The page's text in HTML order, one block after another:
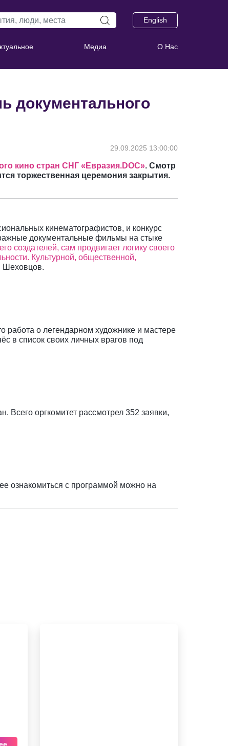
English
Медиа О Нас
документального
29.09.2025 13:00:00
кино стран СНГ «Евразия.DOC». Смотр
торжественная церемония закрытия.
кинематографистов, и конкурс
документальные фильмы на стыке
создателей, сам продвигает логику своего
Культурной, общественной,
Шеховцов.
о легендарном художнике и мастере
в список своих личных врагов под
Всего оргкомитет рассмотрел 352 заявки,
ознакомиться с программой можно на